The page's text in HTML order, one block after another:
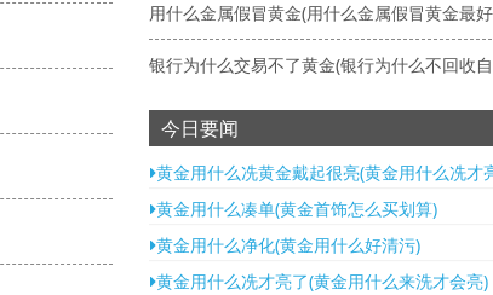
用什么金属假冒黄金(用什么金属假冒黄金最
今日要闻
黄金用什么冼黄金戴起很亮(黄金用什么冼才
黄金用什么凑单(黄金首饰怎么买划算)
黄金用什么净化(黄金用什么好清污)
黄金用什么冼才亮了(黄金用什么来洗才会亮)